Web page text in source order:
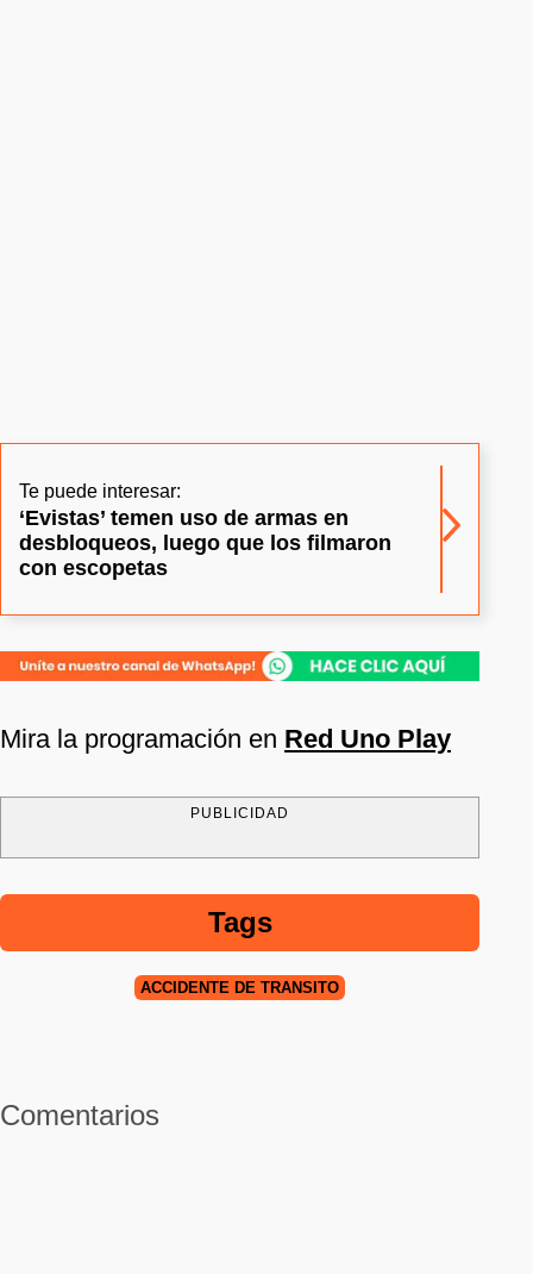
Te puede interesar:
‘Evistas’ temen uso de armas en
desbloqueos, luego que los filmaron
con escopetas
Mira la programación en Red Uno Play
PUBLICIDAD
Tags
ACCIDENTE DE TRÁNSITO
Comentarios